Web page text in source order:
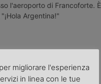
l'aeroporto di Francoforte.
Argentina!"
migliorare l'esperienza
in linea con le tue